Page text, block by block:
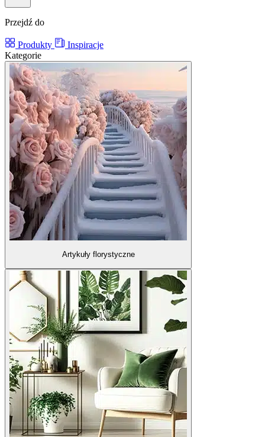
Przejdź do
Produkty
Inspiracje
Kategorie
Artykuły florystyczne